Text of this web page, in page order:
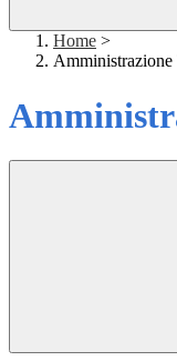
Home >
Amministrazione